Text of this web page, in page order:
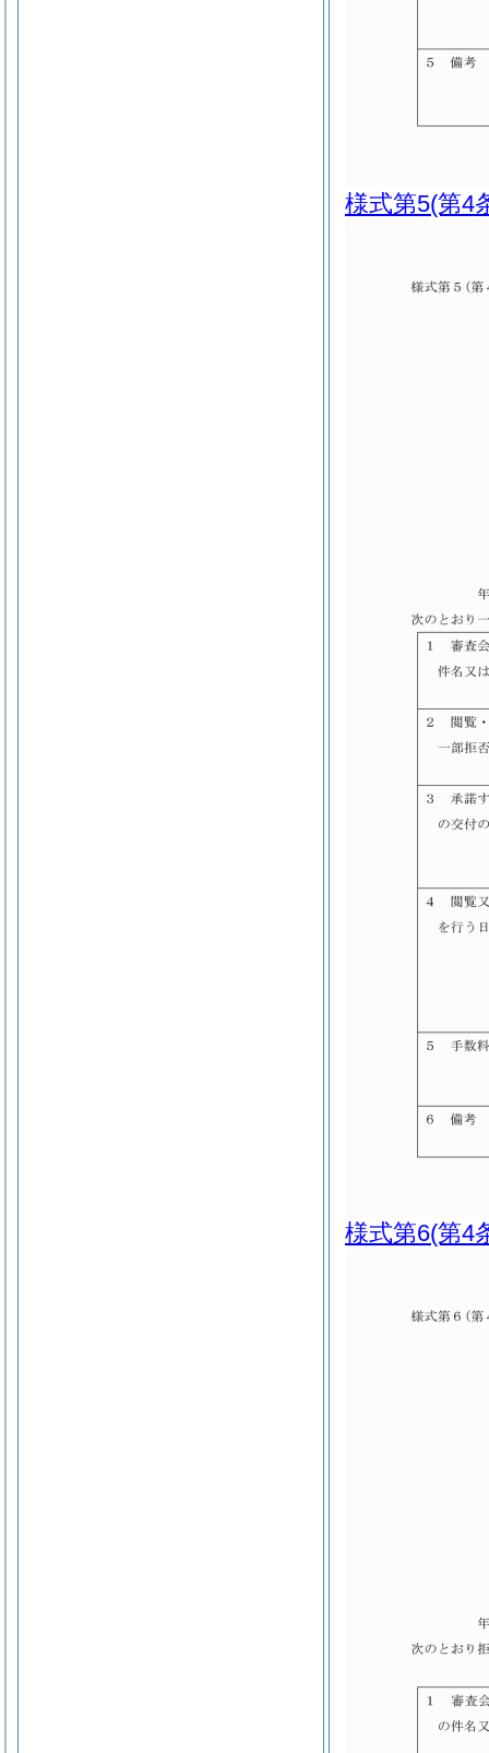
様式第5(第4
様式第6(第4